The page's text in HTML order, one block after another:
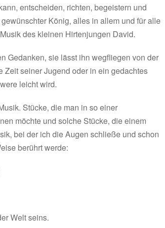
entscheiden, richten, begeistern und
König, alles in allem und für alle
des kleinen Hirtenjungen David.
Gedanken, sie lässt ihn wegfliegen von der
seiner Jugend oder in ein gedachtes
leicht wird.
Stücke, die man in so einer
möchte und solche Stücke, die einem
bei der ich die Augen schließe und schon
berührt werde:
Welt seins.